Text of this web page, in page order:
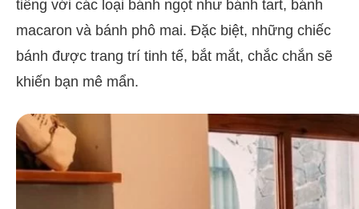
tiếng với các loại bánh ngọt như bánh tart, bánh
macaron và bánh phô mai. Đặc biệt, những chiếc
bánh được trang trí tinh tế, bắt mắt, chắc chắn sẽ
khiến bạn mê mẩn.